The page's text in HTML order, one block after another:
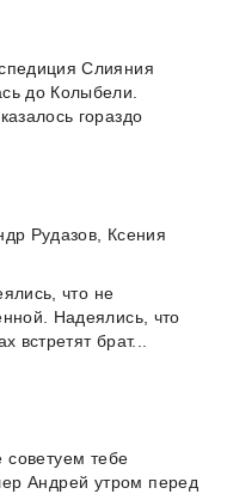
Слияния
до Колыбели.
гораздо
Рудазов, Ксения
что не
Надеялись, что
встретят брат...
тебе
Андрей утром перед